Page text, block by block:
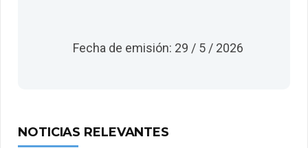
Fecha de emisión: 29 / 5 / 2026
NOTICIAS RELEVANTES